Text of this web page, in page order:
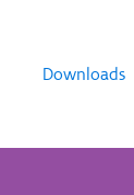
Downloads